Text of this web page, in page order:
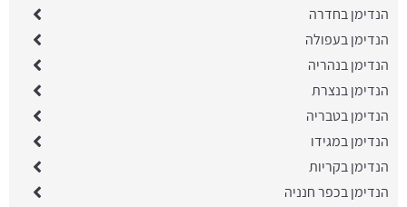
הנדימן בחדרה
הנדימן בעפולה
הנדימן בנהריה
הנדימן בנצרת
הנדימן בטבריה
הנדימן במגידו
הנדימן בקריות
הנדימן בכפר חנניה